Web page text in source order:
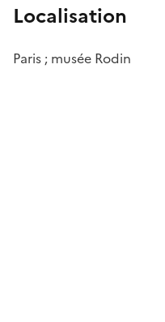
Localisation
Paris ; musée Rodin